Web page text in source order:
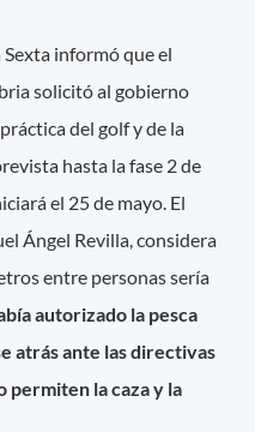
Sexta informó que el
solicitó al gobierno
del golf y de la
hasta la fase 2 de
el 25 de mayo. El
Ángel Revilla, considera
entre personas sería
autorizado la pesca
atrás ante las directivas
permiten la caza y la